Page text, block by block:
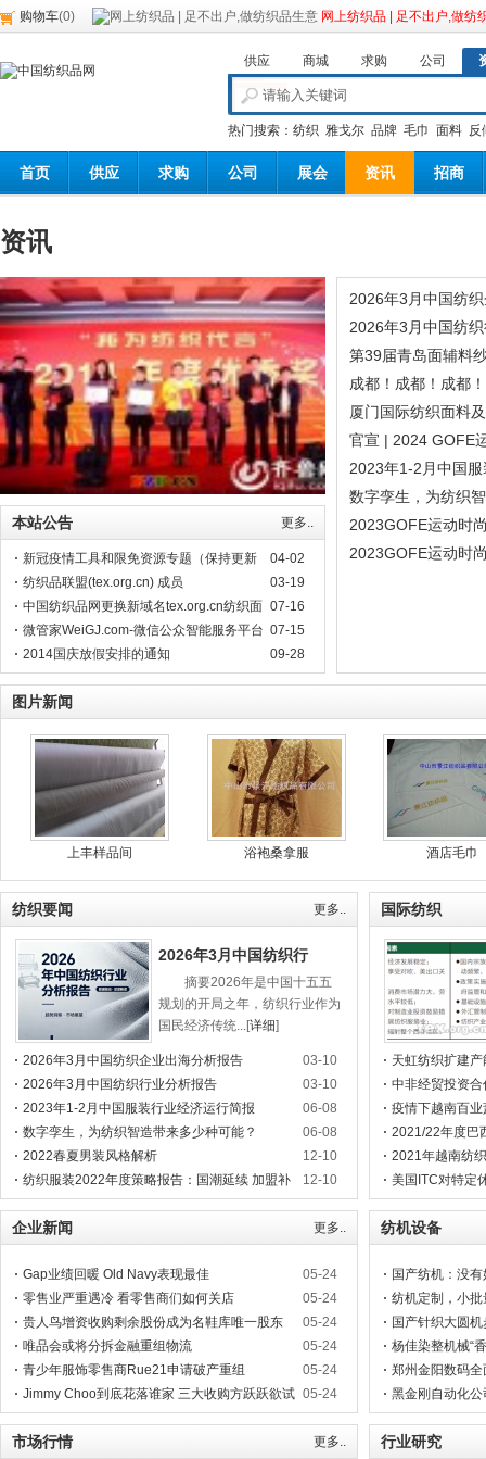
网上纺织品 | 足不出户,做纺
购物车(0)
供应 商城 求购 公司
热门搜索： 纺织 雅戈尔 品牌 毛巾 面料 反
首页 供应 求购 公司 展会 资讯 招商
资讯
2026年3月中国纺
2026年3月中国纺
第39届青岛面辅料
纺织服装采购交易
成都！成都！成都
OFE来了！
厦门国际纺织面料
即将开展啦！
官宣 | 2024 GOFE
2023年1-2月中国
数字孪生，为纺织
2023GOFE运动时
N多亮点燃爆今夏！
2023GOFE运动时
更多..
本站公告
04-02
新冠疫情工具和限免资源专题（保持更新
中）
03-19
纺织品联盟(tex.org.cn) 成员
07-16
中国纺织品网更换新域名tex.org.cn纺织面
料网
07-15
微管家WeiGJ.com-微信公众智能服务平台
09-28
2014国庆放假安排的通知
图片新闻
上丰样品间 浴袍桑拿服 酒店毛巾
更多..
纺织要闻
2026年3月中国纺织行
摘要2026年是中国十五五
规划的开局之年，纺织行业作为
国民经济传统...[详细]
03-10
2026年3月中国纺织企业出海分析报告
03-10
2026年3月中国纺织行业分析报告
06-08
2023年1-2月中国服装行业经济运行简报
06-08
数字孪生，为纺织智造带来多少种可能？
12-10
2022春夏男装风格解析
12-10
纺织服装2022年度策略报告：国潮延续 加盟补
库
国际纺织
天虹纺织扩建
中非经贸投资
疫情下越南百
2021/22年度巴
2021年越南纺
美国ITC对特定
更多..
企业新闻
05-24
Gap业绩回暖 Old Navy表现最佳
05-24
零售业严重遇冷 看零售商们如何关店
05-24
贵人鸟增资收购剩余股份成为名鞋库唯一股东
05-24
唯品会或将分拆金融重组物流
05-24
青少年服饰零售商Rue21申请破产重组
05-24
Jimmy Choo到底花落谁家 三大收购方跃跃欲试
纺机设备
国产纺机：没
纺机定制，小
国产针织大圆
杨佳染整机械“
郑州金阳数码
黑金刚自动化
更多..
市场行情 行业研究